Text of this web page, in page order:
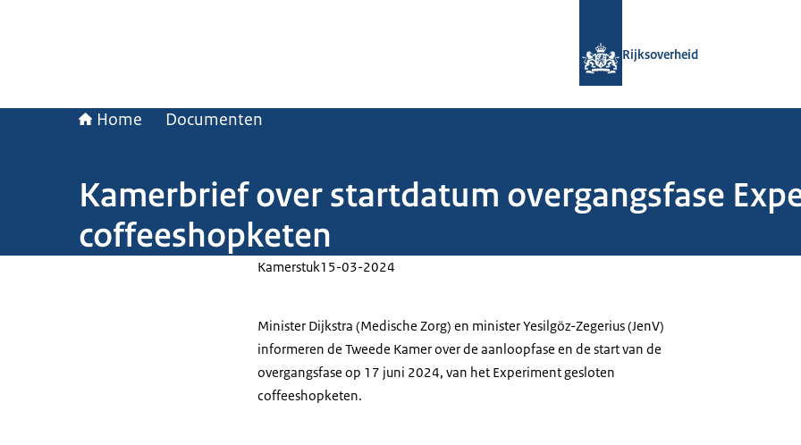
Rijksoverheid
Home Documenten
Kamerbrief over startdatum overgangsfase
coffeeshopketen
Kamerstuk15-03-2024
Minister Dijkstra (Medische Zorg) en minister Yesilgöz-Zegerius (JenV)
informeren de Tweede Kamer over de aanloopfase en de start van de
overgangsfase op 17 juni 2024, van het Experiment gesloten
coffeeshopketen.